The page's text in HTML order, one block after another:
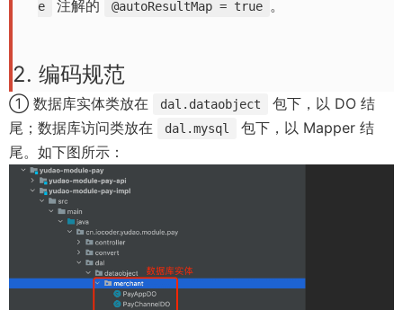
)
w
w
e
w
w
n
e
注解的 @autoResultMap = true 。
2. 编码规范
① 数据库实体类放在 dal.dataobject
包下，以 DO 结
尾；数据库访问类放在
dal.mysql
包下，以 Mapper 结
尾。如下图所示：